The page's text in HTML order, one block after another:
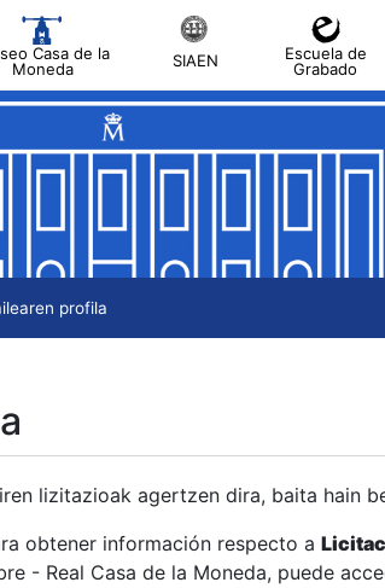
Casa de la
Moneda
SIAEN
Escuela de
Grabado
profila
lizitazioak agertzen dira, baita hain
obtener información respecto a
- Real Casa de la Moneda, puede